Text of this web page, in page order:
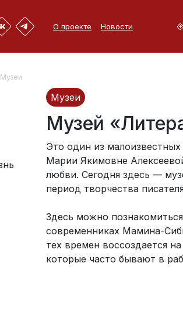
О проекте Новости
Музеи
Музеи
Музей
Это один из
Марии Якимовне
любви. Сегодня здесь —
период творчества
Здесь можно
современниках Мамина-
тех времен воссоздается
которые часто бывают в